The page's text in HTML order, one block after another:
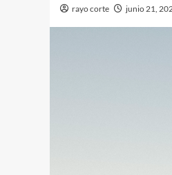
rayo corte junio 21,